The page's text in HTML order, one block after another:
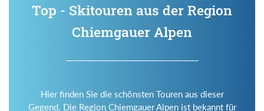
Top - Skitouren aus der Region
Chiemgauer Alpen
Hier finden Sie die schönsten Touren aus dieser
Gegend. Die Region Chiemgauer Alpen ist bekannt für